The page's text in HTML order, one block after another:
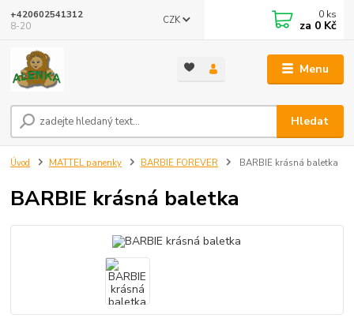
Menu
CZK
Hledat
+420602541312
8-20
0 ks
za 0 Kč
Úvod MATTEL panenky BARBIE FOREVER BARBIE krásná baletka
BARBIE krásná baletka